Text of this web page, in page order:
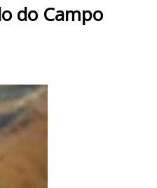
do Campo